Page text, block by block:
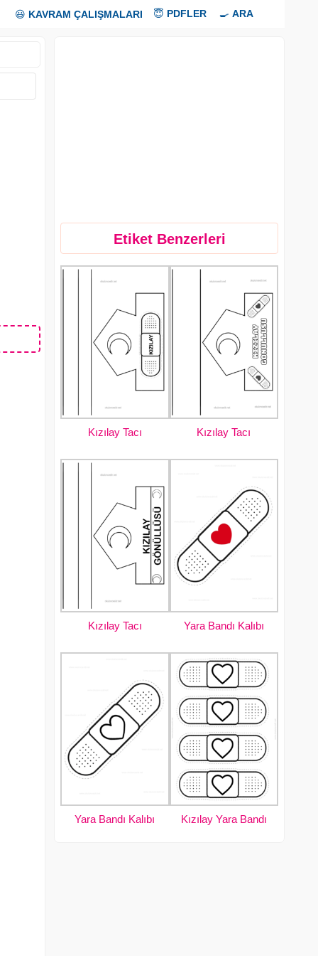
😃 KAVRAM ÇALIŞMALARI 😇 PDFLER 🍳 ARA
Etiket Benzerleri
Kızılay Tacı Kızılay Tacı
Kızılay Tacı Yara Bandı Kalıbı
Yara Bandı Kalıbı Kızılay Yara Bandı